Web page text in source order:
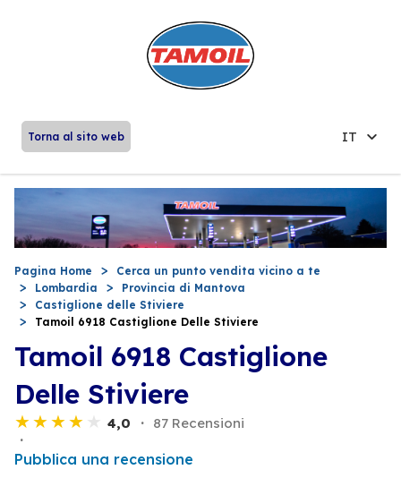
Torna al sito web IT
Pagina Home
Cerca un punto vendita vicino a te
Lombardia
Provincia di Mantova
Castiglione delle Stiviere
Tamoil 6918 Castiglione Delle Stiviere
Tamoil 6918 Castiglione
Delle Stiviere
4,0 87 Recensioni
Pubblica una recensione